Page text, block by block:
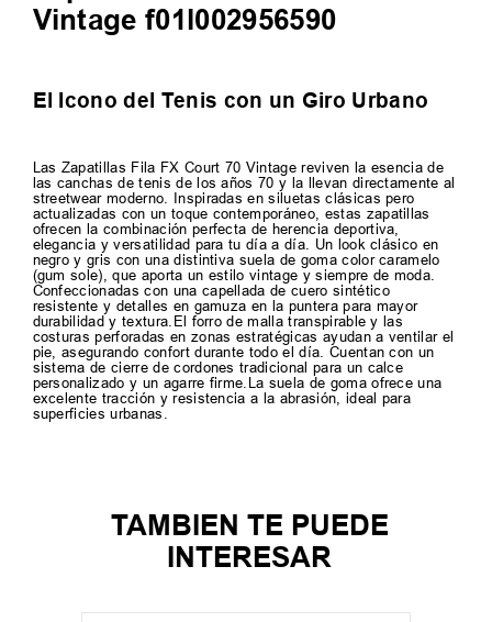
Vintage f01l002956590
El Icono del Tenis con un Giro Urbano
Las Zapatillas Fila FX Court 70 Vintage reviven la esencia de
las canchas de tenis de los años 70 y la llevan directamente al
streetwear moderno. Inspiradas en siluetas clásicas pero
actualizadas con un toque contemporáneo, estas zapatillas
ofrecen la combinación perfecta de herencia deportiva,
elegancia y versatilidad para tu día a día. Un look clásico en
negro y gris con una distintiva suela de goma color caramelo
(gum sole), que aporta un estilo vintage y siempre de moda.
Confeccionadas con una capellada de cuero sintético
resistente y detalles en gamuza en la puntera para mayor
durabilidad y textura.El forro de malla transpirable y las
costuras perforadas en zonas estratégicas ayudan a ventilar el
pie, asegurando confort durante todo el día. Cuentan con un
sistema de cierre de cordones tradicional para un calce
personalizado y un agarre firme.La suela de goma ofrece una
excelente tracción y resistencia a la abrasión, ideal para
superficies urbanas.
TAMBIEN TE PUEDE
INTERESAR